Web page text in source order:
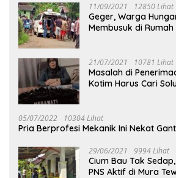
11/09/2021 12850 Lihat
Geger, Warga
Membusuk di Rumah
21/07/2021 10781 Lihat
Masalah di
Kotim Harus Cari
05/07/2022 10304 Lihat
Pria Berprofesi Mekanik Ini Nekat
29/06/2021 9994 Lihat
Cium Bau Tak
PNS Aktif di Mura